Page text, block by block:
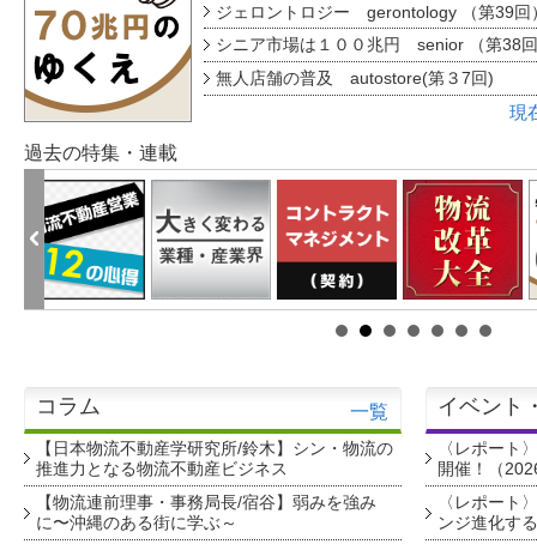
ジェロントロジー gerontology （第39回
シニア市場は１００兆円 senior （第38
無人店舗の普及 autostore(第３7回)
現
過去の特集・連載
コラム 一覧
【日本物流不動産学研究所/鈴木】シン・物流の
推進力となる物流不動産ビジネス
【物流連前理事・事務局長/宿谷】弱みを強み
に〜沖縄のある街に学ぶ～
イベント
〈レポート
開催！（
〈レポート
ンジ進化す